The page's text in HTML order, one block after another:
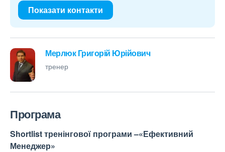
Показати контакти
Мерлюк Григорій Юрійович
тренер
Програма
Shortlistтренінгової програми –«Ефективний
Менеджер»